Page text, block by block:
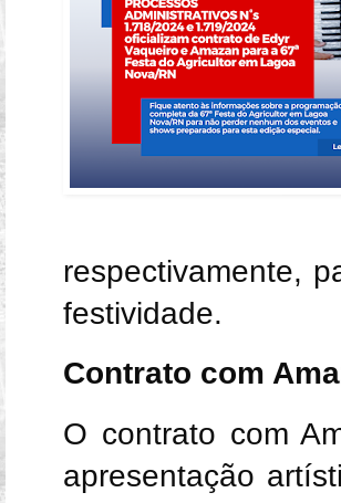
respectivamente,
festividade.
Contrato com
O contrato com
apresentação